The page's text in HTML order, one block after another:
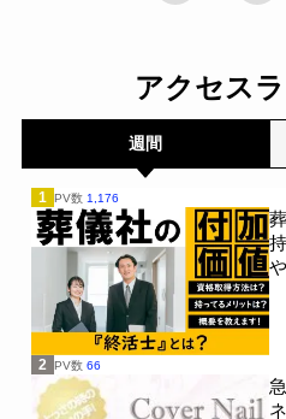
アクセス
週間
1 PV数 1,176
2 PV数 66